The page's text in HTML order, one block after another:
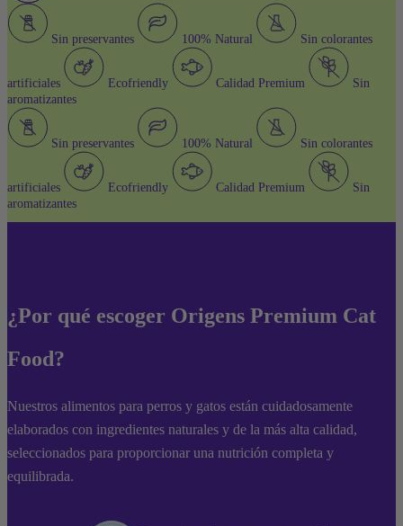
UND
cantidad
Sin preservantes 100% Natural Sin colorantes
artificiales Ecofriendly Calidad Premium
Sin
aromatizantes
Sin preservantes 100% Natural Sin colorantes
artificiales Ecofriendly Calidad Premium
Sin
aromatizantes
¿Por qué escoger Origens Premium Cat
Food?
Nuestros alimentos para perros y gatos están cuidadosamente
elaborados con ingredientes naturales y de la más alta calidad,
seleccionados para proporcionar una nutrición completa y
equilibrada.